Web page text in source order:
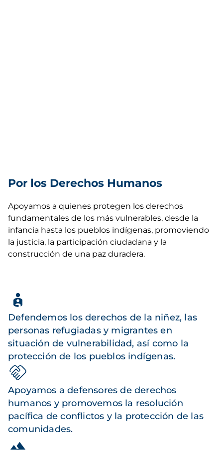
Por los Derechos Humanos
Apoyamos a quienes protegen los derechos
fundamentales de los más vulnerables, desde la
infancia hasta los pueblos indígenas, promoviendo
la justicia, la participación ciudadana y la
construcción de una paz duradera.
Defendemos los derechos de la niñez, las
personas refugiadas y migrantes en
situación de vulnerabilidad, así como la
protección de los pueblos indígenas.
Apoyamos a defensores de derechos
humanos y promovemos la resolución
pacífica de conflictos y la protección de las
comunidades.